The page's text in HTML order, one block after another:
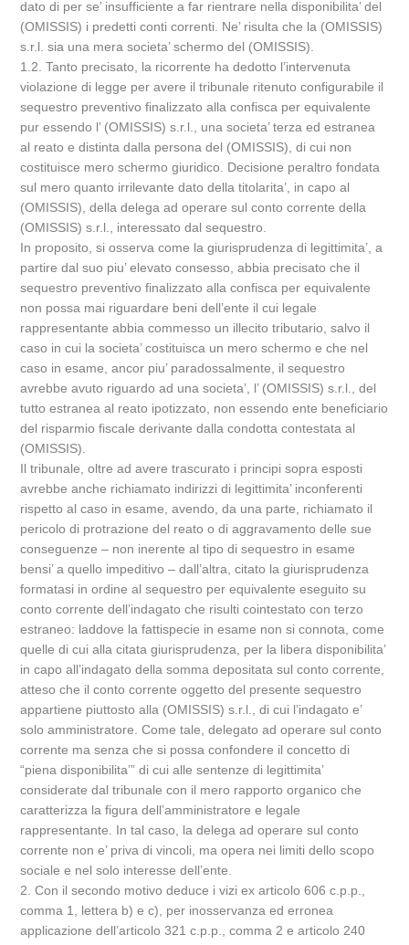
dato di per se’ insufficiente a far rientrare nella disponibilita’ del
(OMISSIS) i predetti conti correnti. Ne’ risulta che la (OMISSIS)
s.r.l. sia una mera societa’ schermo del (OMISSIS).
1.2. Tanto precisato, la ricorrente ha dedotto l’intervenuta
violazione di legge per avere il tribunale ritenuto configurabile il
sequestro preventivo finalizzato alla confisca per equivalente
pur essendo l’ (OMISSIS) s.r.l., una societa’ terza ed estranea
al reato e distinta dalla persona del (OMISSIS), di cui non
costituisce mero schermo giuridico. Decisione peraltro fondata
sul mero quanto irrilevante dato della titolarita’, in capo al
(OMISSIS), della delega ad operare sul conto corrente della
(OMISSIS) s.r.l., interessato dal sequestro.
In proposito, si osserva come la giurisprudenza di legittimita’, a
partire dal suo piu’ elevato consesso, abbia precisato che il
sequestro preventivo finalizzato alla confisca per equivalente
non possa mai riguardare beni dell’ente il cui legale
rappresentante abbia commesso un illecito tributario, salvo il
caso in cui la societa’ costituisca un mero schermo e che nel
caso in esame, ancor piu’ paradossalmente, il sequestro
avrebbe avuto riguardo ad una societa’, l’ (OMISSIS) s.r.l., del
tutto estranea al reato ipotizzato, non essendo ente beneficiario
del risparmio fiscale derivante dalla condotta contestata al
(OMISSIS).
Il tribunale, oltre ad avere trascurato i principi sopra esposti
avrebbe anche richiamato indirizzi di legittimita’ inconferenti
rispetto al caso in esame, avendo, da una parte, richiamato il
pericolo di protrazione del reato o di aggravamento delle sue
conseguenze – non inerente al tipo di sequestro in esame
bensi’ a quello impeditivo – dall’altra, citato la giurisprudenza
formatasi in ordine al sequestro per equivalente eseguito su
conto corrente dell’indagato che risulti cointestato con terzo
estraneo: laddove la fattispecie in esame non si connota, come
quelle di cui alla citata giurisprudenza, per la libera disponibilita’
in capo all’indagato della somma depositata sul conto corrente,
atteso che il conto corrente oggetto del presente sequestro
appartiene piuttosto alla (OMISSIS) s.r.l., di cui l’indagato e’
solo amministratore. Come tale, delegato ad operare sul conto
corrente ma senza che si possa confondere il concetto di
“piena disponibilita’” di cui alle sentenze di legittimita’
considerate dal tribunale con il mero rapporto organico che
caratterizza la figura dell’amministratore e legale
rappresentante. In tal caso, la delega ad operare sul conto
corrente non e’ priva di vincoli, ma opera nei limiti dello scopo
sociale e nel solo interesse dell’ente.
2. Con il secondo motivo deduce i vizi ex articolo 606 c.p.p.,
comma 1, lettera b) e c), per inosservanza ed erronea
applicazione dell’articolo 321 c.p.p., comma 2 e articolo 240